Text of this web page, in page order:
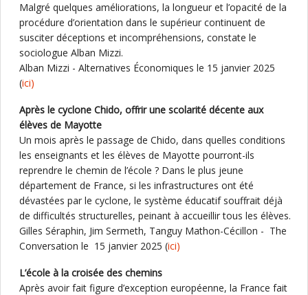
Malgré quelques améliorations, la longueur et l’opacité de la
procédure d’orientation dans le supérieur continuent de
susciter déceptions et incompréhensions, constate le
sociologue Alban Mizzi.
Alban Mizzi - Alternatives Économiques le 15 janvier 2025
(ici)
Après le cyclone Chido, offrir une scolarité décente aux
élèves de Mayotte
Un mois après le passage de Chido, dans quelles conditions
les enseignants et les élèves de Mayotte pourront-ils
reprendre le chemin de l’école ? Dans le plus jeune
département de France, si les infrastructures ont été
dévastées par le cyclone, le système éducatif souffrait déjà
de difficultés structurelles, peinant à accueillir tous les élèves.
Gilles Séraphin, Jim Sermeth, Tanguy Mathon-Cécillon - The
Conversation le 15 janvier 2025 (ici)
L’école à la croisée des chemins
Après avoir fait figure d’exception européenne, la France fait